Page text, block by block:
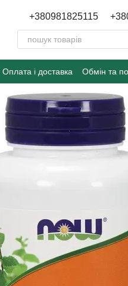
+380981825115
Оплата і доставка Обмін та